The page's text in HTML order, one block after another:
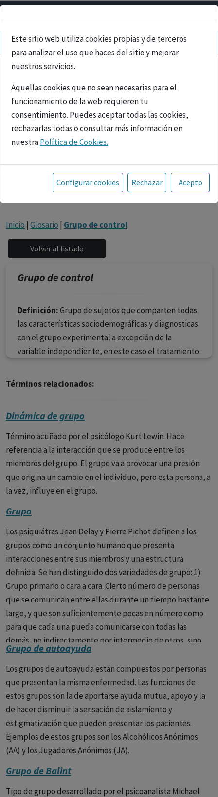
Este sitio web utiliza cookies propias y de terceros
para analizar el uso que haces del sitio y mejorar
nuestros servicios.
Aquellas cookies que no sean necesarias para el
funcionamiento de la web requieren tu
consentimiento. Puedes aceptar todas las cookies,
rechazarlas todas o consultar más información en
nuestraPolítica de Cookies.
Toda la información incluida en la Página Web está
referida a productos del mercado español y, por
tanto, dirigida a profesionales sanitarios legalmente
facultados para prescribir o dispensar medicamentos
fármacos se facilita a título meramente informativo,
siendo responsabilidad de los profesionales
facultados prescribir medicamentos y decidir, en cada
caso concreto, el tratamiento más adecuado a las
necesidades del paciente.
Configurar cookies Rechazar Acepto
Inicio | Glosario | Grupo de control
Grupo de control
Definición:Grupo de sujetos que comparten todas
las características sociodemográficas y diagnosticas
con el grupo experimental a excepción de la
variable independiente, en este caso el tratamiento.
Términos relacionados:
Dinámica de grupo
Término acuñado por el psicólogo Kurt Lewin. Hace
referencia a la interacción que se produce entre los
miembros del grupo. El grupo va a provocar una presión
que origina un cambio en el individuo, pero esta persona, a
la vez, influye en el grupo.
Grupo
Los psiquiátras Jean Delay y Pierre Pichot definen a los
grupos como un conjunto humano que presenta
interacciones entre sus miembros y una estructura
definida. Se han distinguido dos variedades de grupo: 1)
Grupo primario o cara a cara. Cierto número de personas
que se comunican entre ellas durante un tiempo bastante
largo, y que son suficientemente pocas en número como
para que cada una pueda comunicarse con todas las
demás, no indirectamente por intermedio de otros, sino
cara a cara. Un clásico grupo primario sería la familia. Los
grupos primarios no pueden tener un número muy grande
de miembros. Un grupo de psicoterapia sería también un
grupo primario. 2) Grupo secundario. Son grupos más
numerosos en los cuales las comunicaciones no se hacen
cara a cara. Por ejemplo el personal de un hospital, los
habitantes de un pueblo, etc.
Grupo de autoayuda
Los grupos de autoayuda están compuestos por personas
que presentan la misma enfermedad. Las funciones de
estos grupos son la de aportarse ayuda mutua, apoyo y la
de hacer disminuir la sensación de aislamiento y
estigmatización que pueden presentar los pacientes.
Ejemplos de estos grupos son los Alcohólicos Anónimos
(AA) y los Jugadores Anónimos (JA).
Grupo de Balint
Tipo de grupo desarrollado por el psicoanalista Michael